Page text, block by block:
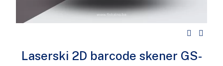
Laserski 2D barcode skener GS-